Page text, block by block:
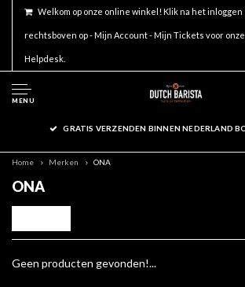
Welkom op onze online winkel! Klik na het inloggen
rechtsboven op - Mijn Account - Mijn Tickets voor onze
Helpdesk.
MENU
GRATIS VERZENDEN BINNEN NEDERLAND
Home Merken ONA
ONA
Geen producten gevonden!...